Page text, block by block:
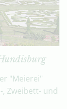
"Meierei"
Zweibett- und